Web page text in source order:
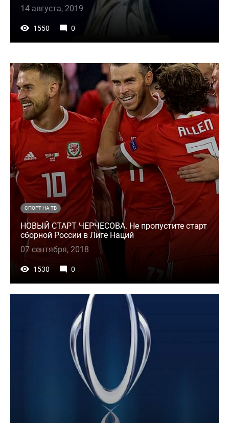
14 августа, 2019
1550 0
СПОРТ НА ТВ
НОВЫЙ СТАРТ ЧЕРЧЕСОВА. Не пропустите старт
сборной России в Лиге Наций
07 сентября, 2018
1530 0